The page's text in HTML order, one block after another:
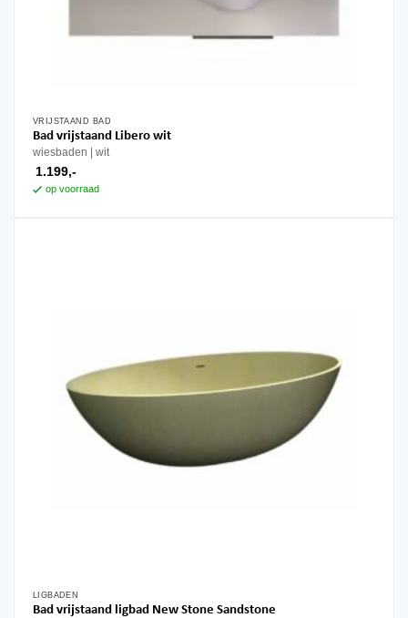
VRIJSTAAND BAD
Bad vrijstaand Libero wit
wiesbaden wit
1.199,-
op voorraad
LIGBADEN
Bad vrijstaand ligbad New Stone Sandstone